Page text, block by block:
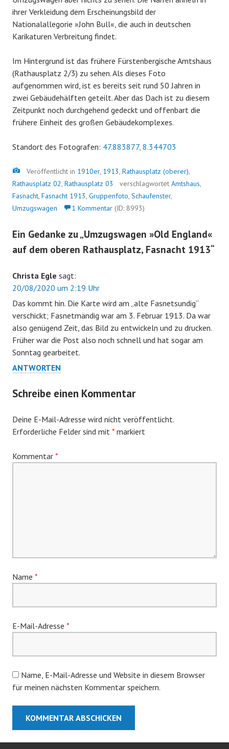
ihrer Verkleidung dem Erscheinungsbild der
Nationalallegorie »John Bull«, die auch in deutschen
Karikaturen Verbreitung findet.
Im Hintergrund ist das frühere Fürstenbergische Amtshaus
(Rathausplatz 2/3) zu sehen. Als dieses Foto
aufgenommen wird, ist es bereits seit rund 50 Jahren in
zwei Gebäudehälften geteilt. Aber das Dach ist zu diesem
Zeitpunkt noch durchgehend gedeckt und offenbart die
frühere Einheit des großen Gebäudekomplexes.
Standort des Fotografen: 47.883877, 8.344703
Bild
Veröffentlicht in 1910er, 1913, Rathausplatz (oberer),
Rathausplatz 02, Rathausplatz 03 verschlagwortet Amtshaus,
Fasnacht, Fasnacht 1913, Gruppenfoto, Schaufenster,
Umzugswagen
1 Kommentar (ID: 8993)
Ein Gedanke zu „Umzugswagen »Old England«
auf dem oberen Rathausplatz, Fasnacht 1913“
Christa Egle sagt:
20/08/2020 um 2:19 Uhr
Das kommt hin. Die Karte wird am „alte Fasnetsundig“
verschickt; Fasnetmändig war am 3. Februar 1913. Da war
also genügend Zeit, das Bild zu entwickeln und zu drucken.
Früher war die Post also noch schnell und hat sogar am
Sonntag gearbeitet.
ANTWORTEN
Schreibe einen Kommentar
Deine E-Mail-Adresse wird nicht veröffentlicht.
Erforderliche Felder sind mit * markiert
Kommentar *
Name *
E-Mail-Adresse *
Name, E-Mail-Adresse und Website in diesem Browser
für meinen nächsten Kommentar speichern.